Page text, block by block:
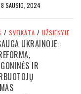
8 SAUSIO, 2024
/ SVEIKATA / UŽSIENYJE
UKRAINOJE:
IR